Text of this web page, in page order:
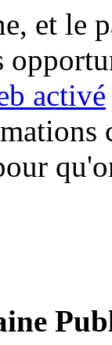
et le
activé